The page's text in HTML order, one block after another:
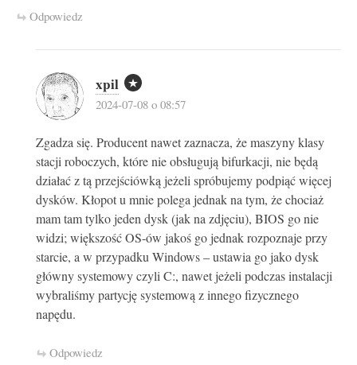
Odpowiedz
xpil
2024-07-08 o 08:57
Zgadza się. Producent nawet zaznacza, że maszyny klasy
stacji roboczych, które nie obsługują bifurkacji, nie będą
działać z tą przejściówką jeżeli spróbujemy podpiąć więcej
dysków. Kłopot u mnie polega jednak na tym, że chociaż
mam tam tylko jeden dysk (jak na zdjęciu), BIOS go nie
widzi; większość OS-ów jakoś go jednak rozpoznaje przy
starcie, a w przypadku Windows – ustawia go jako dysk
główny systemowy czyli C:, nawet jeżeli podczas instalacji
wybraliśmy partycję systemową z innego fizycznego
napędu.
Odpowiedz